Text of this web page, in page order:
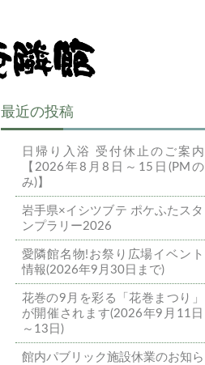
最近の投稿
日帰り入浴 受付休止のご案内
【2026年8月8日～15日(PMの
み)】
岩手県×イシツブテ ポケふたスタ
ンプラリー2026
愛隣館名物!お祭り広場イベント
情報(2026年9月30日まで)
花巻の9月を彩る「花巻まつり」
が開催されます(2026年9月11日
～13日)
館内パブリック施設休業のお知ら